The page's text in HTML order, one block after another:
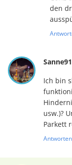
den
Sanne91
Ich bin
usw.)?
Parkett
Antworten